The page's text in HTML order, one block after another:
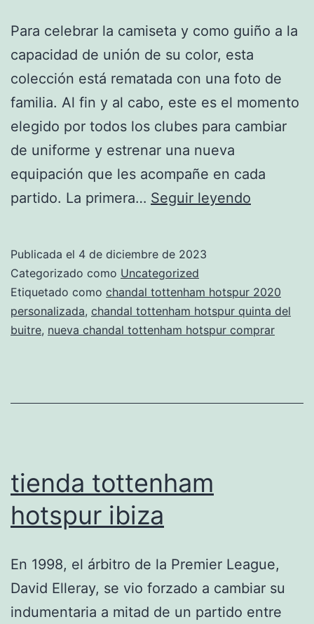
Para celebrar la camiseta y como guiño a la
capacidad de unión de su color, esta
colección está rematada con una foto de
familia. Al fin y al cabo, este es el momento
elegido por todos los clubes para cambiar
de uniforme y estrenar una nueva
equipación que les acompañe en cada
partido. La primera… Seguir leyendo
para
la
proxima
Publicada el 4 de diciembre de 2023
Categorizado como Uncategorized
Etiquetado como chandal tottenham hotspur 2020
personalizada, chandal tottenham hotspur quinta del
buitre, nueva chandal tottenham hotspur comprar
tienda tottenham
hotspur ibiza
En 1998, el árbitro de la Premier League,
David Elleray, se vio forzado a cambiar su
indumentaria a mitad de un partido entre